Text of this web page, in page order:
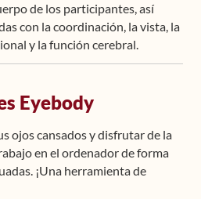
de los participantes, así
con la coordinación, la vista, la
y la función cerebral.
Eyebody
ojos cansados y disfrutar de la
en el ordenador de forma
¡Una herramienta de